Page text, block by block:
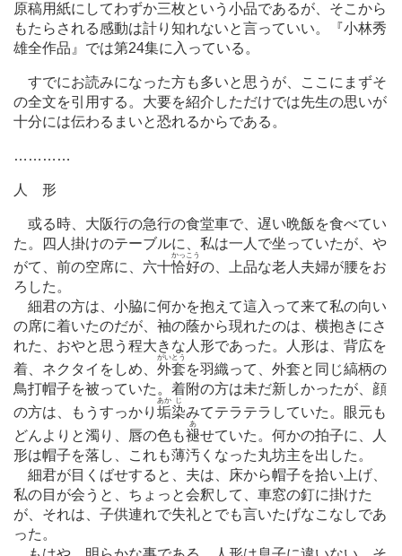
原稿用紙にしてわずか三枚という小品であるが、そこから
もたらされる感動は計り知れないと言っていい。『小林秀
雄全作品』では第24集に入っている。
すでにお読みになった方も多いと思うが、ここにまずそ
の全文を引用する。大要を紹介しただけでは先生の思いが
十分には伝わるまいと恐れるからである。
… … … …
人 形
或る時、大阪行の急行の食堂車で、遅い晩飯を食べてい
た。四人掛けのテーブルに、私は一人で坐っていたが、や
がて、前の空席に、六十恰好
かっこう
の、上品な老人夫婦が腰をお
ろした。
細君の方は、小脇に何かを抱えて這入って来て私の向い
の席に着いたのだが、袖の蔭から現れたのは、横抱きにさ
れた、おやと思う程大きな人形であった。人形は、背広を
着、ネクタイをしめ、 外套
がいとう
を羽織って、外套と同じ縞柄の
鳥打帽子を被っていた。着附の方は未だ新しかったが、顔
の方は、もうすっかり 垢
あか
染
じ
みてテラテラしていた。眼元も
どんよりと濁り、唇の色も褪
あ
せていた。何かの拍子に、人
形は帽子を落し、これも薄汚くなった丸坊主を出した。
細君が目くばせすると、夫は、床から帽子を拾い上げ、
私の目が会うと、ちょっと会釈して、車窓の釘に掛けた
が、それは、子供連れで失礼とでも言いたげなこなしであ
った。